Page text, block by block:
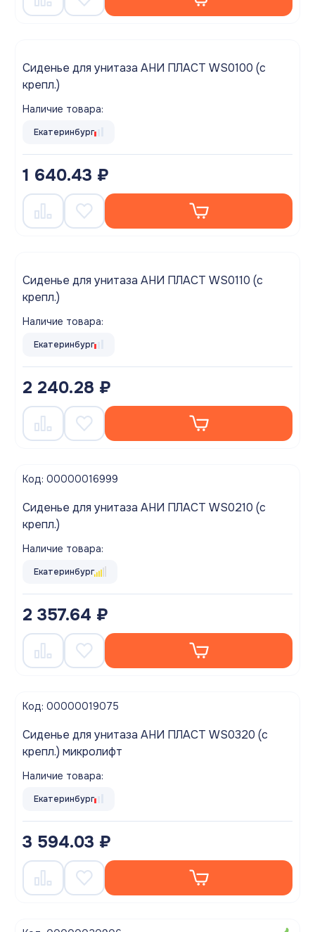
Сиденье для унитаза АНИ ПЛАСТ WS0100 (с
крепл.)
Наличие товара:
Екатеринбург
1 640.43 ₽
Сиденье для унитаза АНИ ПЛАСТ WS0110 (с
крепл.)
Наличие товара:
Екатеринбург
2 240.28 ₽
Код: 00000016999
Сиденье для унитаза АНИ ПЛАСТ WS0210 (с
крепл.)
Наличие товара:
Екатеринбург
2 357.64 ₽
Код: 00000019075
Сиденье для унитаза АНИ ПЛАСТ WS0320 (с
крепл.) микролифт
Наличие товара:
Екатеринбург
3 594.03 ₽